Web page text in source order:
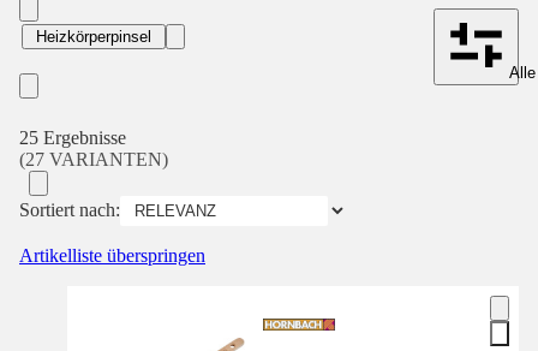
Heizkörperpinsel
25 Ergebnisse
(27 VARIANTEN)
Sortiert nach:
Artikelliste überspringen